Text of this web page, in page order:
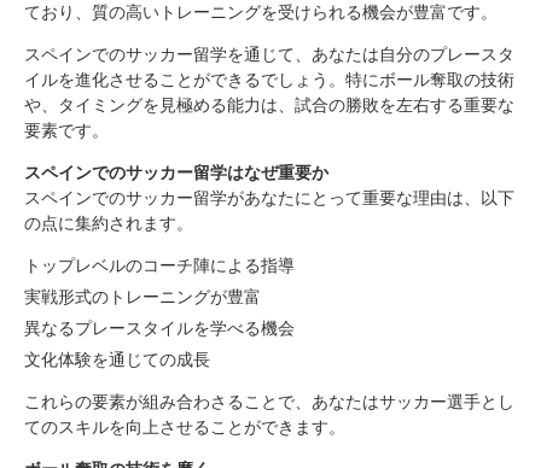
ており、質の高いトレーニングを受けられる機会が豊富です。
スペインでのサッカー留学を通じて、あなたは自分のプレースタ
イルを進化させることができるでしょう。特にボール奪取の技術
や、タイミングを見極める能力は、試合の勝敗を左右する重要な
要素です。
スペインでのサッカー留学はなぜ重要か
スペインでのサッカー留学があなたにとって重要な理由は、以下
の点に集約されます。
トップレベルのコーチ陣による指導
実戦形式のトレーニングが豊富
異なるプレースタイルを学べる機会
文化体験を通じての成長
これらの要素が組み合わさることで、あなたはサッカー選手とし
てのスキルを向上させることができます。